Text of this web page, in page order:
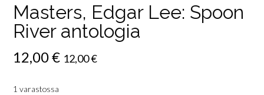
Masters, Edgar Lee: Spoon
River antologia
12,00€ 12,00€
1 varastossa